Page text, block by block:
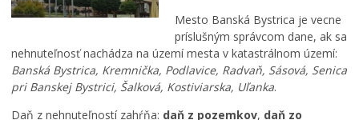
Mesto Banská Bystrica je vecne
príslušným správcom dane, ak sa
nehnuteľnosť nachádza na území mesta v katastrálnom území:
Banská Bystrica, Kremnička, Podlavice, Radvaň, Sásová, Senica
pri Banskej Bystrici, Šalková, Kostiviarska, Uľanka.
Daň z nehnuteľností zahŕňa: daň z pozemkov, daň zo